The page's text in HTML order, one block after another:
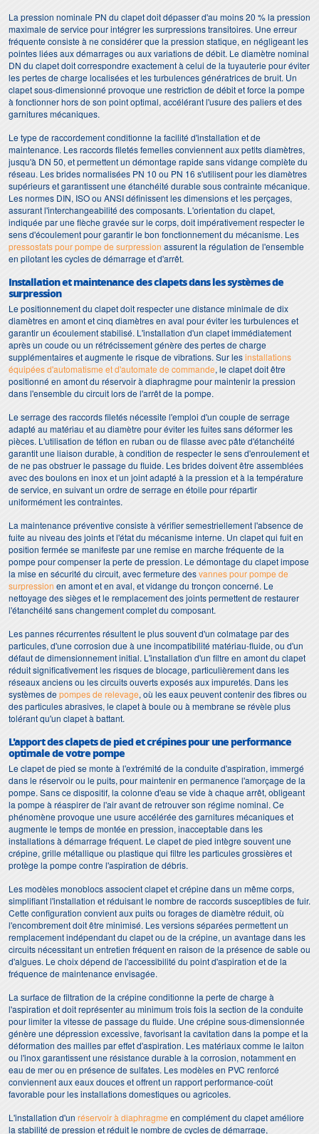
La pression nominale PN du clapet doit dépasser d'au moins 20 % la pression
maximale de service pour intégrer les surpressions transitoires. Une erreur
fréquente consiste à ne considérer que la pression statique, en négligeant les
pointes liées aux démarrages ou aux variations de débit. Le diamètre nominal
DN du clapet doit correspondre exactement à celui de la tuyauterie pour éviter
les pertes de charge localisées et les turbulences génératrices de bruit. Un
clapet sous-dimensionné provoque une restriction de débit et force la pompe
à fonctionner hors de son point optimal, accélérant l'usure des paliers et des
garnitures mécaniques.
Le type de raccordement conditionne la facilité d'installation et de
maintenance. Les raccords filetés femelles conviennent aux petits diamètres,
jusqu'à DN 50, et permettent un démontage rapide sans vidange complète du
réseau. Les brides normalisées PN 10 ou PN 16 s'utilisent pour les diamètres
supérieurs et garantissent une étanchéité durable sous contrainte mécanique.
Les normes DIN, ISO ou ANSI définissent les dimensions et les perçages,
assurant l'interchangeabilité des composants. L'orientation du clapet,
indiquée par une flèche gravée sur le corps, doit impérativement respecter le
sens d'écoulement pour garantir le bon fonctionnement du mécanisme. Les
pressostats pour pompe de surpression assurent la régulation de l'ensemble
en pilotant les cycles de démarrage et d'arrêt.
Installation et maintenance des clapets dans les systèmes de
surpression
Le positionnement du clapet doit respecter une distance minimale de dix
diamètres en amont et cinq diamètres en aval pour éviter les turbulences et
garantir un écoulement stabilisé. L'installation d'un clapet immédiatement
après un coude ou un rétrécissement génère des pertes de charge
supplémentaires et augmente le risque de vibrations. Sur lesinstallations
équipées d'automatisme et d'automate de commande, le clapet doit être
positionné en amont du réservoir à diaphragme pour maintenir la pression
dans l'ensemble du circuit lors de l'arrêt de la pompe.
Le serrage des raccords filetés nécessite l'emploi d'un couple de serrage
adapté au matériau et au diamètre pour éviter les fuites sans déformer les
pièces. L'utilisation de téflon en ruban ou de filasse avec pâte d'étanchéité
garantit une liaison durable, à condition de respecter le sens d'enroulement et
de ne pas obstruer le passage du fluide. Les brides doivent être assemblées
avec des boulons en inox et un joint adapté à la pression et à la température
de service, en suivant un ordre de serrage en étoile pour répartir
uniformément les contraintes.
La maintenance préventive consiste à vérifier semestriellement l'absence de
fuite au niveau des joints et l'état du mécanisme interne. Un clapet qui fuit en
position fermée se manifeste par une remise en marche fréquente de la
pompe pour compenser la perte de pression. Le démontage du clapet impose
la mise en sécurité du circuit, avec fermeture desvannes pour pompe de
surpression en amont et en aval, et vidange du tronçon concerné. Le
nettoyage des sièges et le remplacement des joints permettent de restaurer
l'étanchéité sans changement complet du composant.
Les pannes récurrentes résultent le plus souvent d'un colmatage par des
particules, d'une corrosion due à une incompatibilité matériau-fluide, ou d'un
défaut de dimensionnement initial. L'installation d'un filtre en amont du clapet
réduit significativement les risques de blocage, particulièrement dans les
réseaux anciens ou les circuits ouverts exposés aux impuretés. Dans les
systèmes depompes de relevage, où les eaux peuvent contenir des fibres ou
des particules abrasives, le clapet à boule ou à membrane se révèle plus
tolérant qu'un clapet à battant.
L'apport des clapets de pied et crépines pour une performance
optimale de votre pompe
Le clapet de pied se monte à l'extrémité de la conduite d'aspiration, immergé
dans le réservoir ou le puits, pour maintenir en permanence l'amorçage de la
pompe. Sans ce dispositif, la colonne d'eau se vide à chaque arrêt, obligeant
la pompe à réaspirer de l'air avant de retrouver son régime nominal. Ce
phénomène provoque une usure accélérée des garnitures mécaniques et
augmente le temps de montée en pression, inacceptable dans les
installations à démarrage fréquent. Le clapet de pied intègre souvent une
crépine, grille métallique ou plastique qui filtre les particules grossières et
protège la pompe contre l'aspiration de débris.
Les modèles monoblocs associent clapet et crépine dans un même corps,
simplifiant l'installation et réduisant le nombre de raccords susceptibles de fuir.
Cette configuration convient aux puits ou forages de diamètre réduit, où
l'encombrement doit être minimisé. Les versions séparées permettent un
remplacement indépendant du clapet ou de la crépine, un avantage dans les
circuits nécessitant un entretien fréquent en raison de la présence de sable ou
d'algues. Le choix dépend de l'accessibilité du point d'aspiration et de la
fréquence de maintenance envisagée.
La surface de filtration de la crépine conditionne la perte de charge à
l'aspiration et doit représenter au minimum trois fois la section de la conduite
pour limiter la vitesse de passage du fluide. Une crépine sous-dimensionnée
génère une dépression excessive, favorisant la cavitation dans la pompe et la
déformation des mailles par effet d'aspiration. Les matériaux comme le laiton
ou l'inox garantissent une résistance durable à la corrosion, notamment en
eau de mer ou en présence de sulfates. Les modèles en PVC renforcé
conviennent aux eaux douces et offrent un rapport performance-coût
favorable pour les installations domestiques ou agricoles.
L'installation d'un réservoir à diaphragme en complément du clapet améliore
la stabilité de pression et réduit le nombre de cycles de démarrage,